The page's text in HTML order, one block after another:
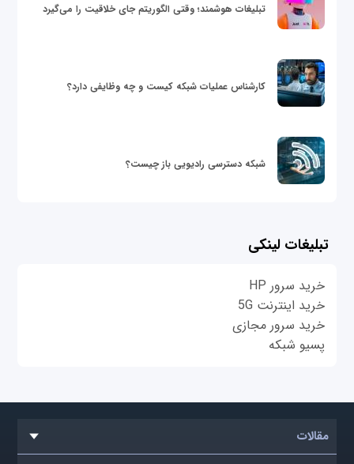
تبلیغات هوشمند؛ وقتی الگوریتم جای خلاقیت را می‌گیرد
کارشناس عملیات شبکه کیست و چه وظایفی دارد؟
شبکه دسترسی رادیویی باز چیست؟
تبلیغات لینکی
خرید سرور HP
خرید اینترنت 5G
خرید سرور مجازی
پسیو شبکه
مقالات